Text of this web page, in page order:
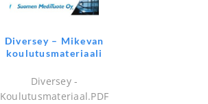
Diversey – Mikevan
koulutusmateriaali
Diversey -
Koulutusmateriaal.PDF